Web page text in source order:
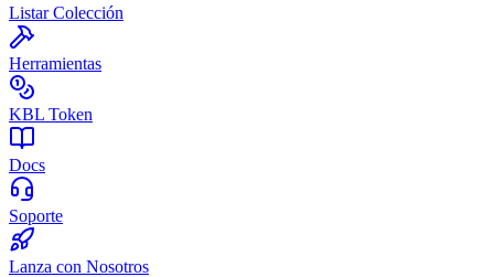
Listar Colección
Herramientas
KBL Token
Docs
Soporte
Lanza con Nosotros